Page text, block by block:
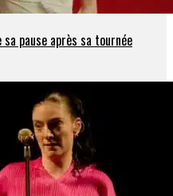
pause après sa tournée